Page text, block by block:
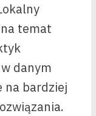
temat
danym
na bardziej